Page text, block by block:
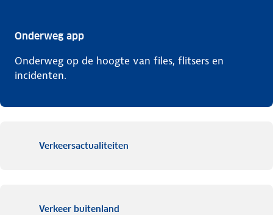
Onderweg app
Onderweg op de hoogte van files, flitsers en
incidenten.
Verkeersactualiteiten
Verkeer buitenland